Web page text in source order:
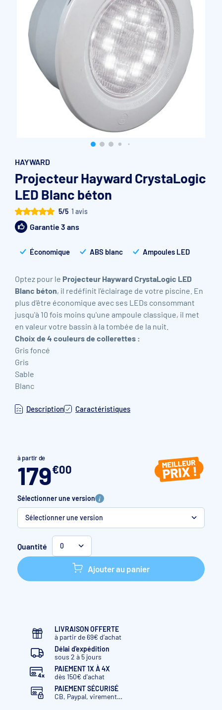
Accessoires et pièces détachées filtration
Pompe de filtration à vitesse variable
Vannes multivoies filtres à sable
Groupe de filtration sur palette
HAYWARD
Projecteur Hayward CrystaLogic
LED Blanc béton
5/5 1 avis
Garantie 3 ans
Économique ABS blanc Ampoules LED
Optez pour le Projecteur Hayward CrystaLogic LED
Blanc béton, il redéfinit l'éclairage de votre piscine. En
plus d'être économique avec ses LEDs consommant
jusqu'à 10 fois moins qu'une ampoule classique, il met
en valeur votre bassin à la tombée de la nuit.
Choix de 4 couleurs de collerettes :
Gris foncé
Gris
Sable
Blanc
Description Caractéristiques
à partir de
179€00
Sélectionner une version
Sélectionner une version
Sable
Quantité 0
Ajouter au panier
LIVRAISON OFFERTE
à partir de 69€ d’achat
Délai d'expédition
sous 2 à 5 jours
PAIEMENT 1X À 4X
dès 150€ d'achat
PAIEMENT SÉCURISÉ
CB, Paypal, virement…